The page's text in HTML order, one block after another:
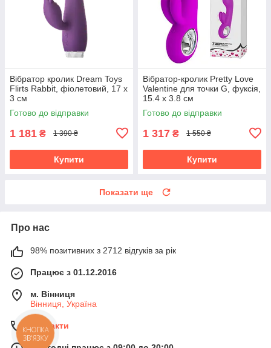
Вібратор кролик Dream Toys
Flirts Rabbit, фіолетовий, 17 х
3 см
Готово до відправки
1 181 ₴ 1 390 ₴
Купити
Вібратор-кролик Pretty Love
Valentine для точки G, фуксія,
15.4 х 3.8 см
Готово до відправки
1 317 ₴ 1 550 ₴
Купити
Показати ще
Про нас
98% позитивних з 2712 відгуків за рік
Працює з 01.12.2016
м. Вінниця
Вінниця, Україна
Контакти
КНОПКА
ЗВ'ЯЗКУ